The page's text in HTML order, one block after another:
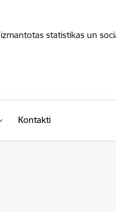
statistikas un
Kontakti